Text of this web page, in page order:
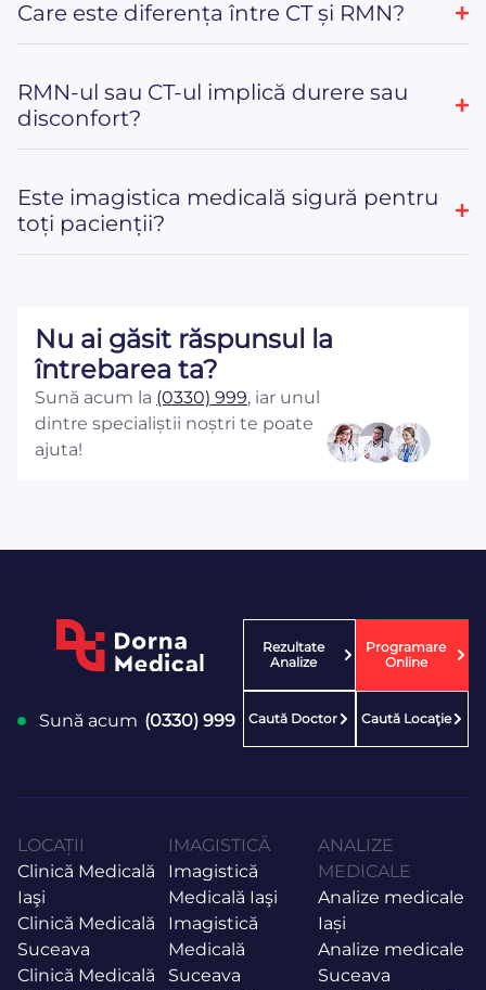
Care este diferența între CT și RMN?
RMN-ul sau CT-ul implică durere sau
disconfort?
Este imagistica medicală sigură pentru
toți pacienții?
Nu ai găsit răspunsul la
întrebarea ta?
Sună acum la (0330) 999, iar unul
dintre specialiștii noștri te poate
ajuta!
Sună acum (0330) 999
Rezultate
Analize
Programare
Online
Caută Doctor Caută Locaţie
LOCAȚII
Clinică Medicală
Iaşi
Clinică Medicală
Suceava
Clinică Medicală
IMAGISTICĂ
Imagistică
Medicală Iaşi
Imagistică
Medicală
Suceava
ANALIZE
MEDICALE
Analize medicale
Iași
Analize medicale
Suceava